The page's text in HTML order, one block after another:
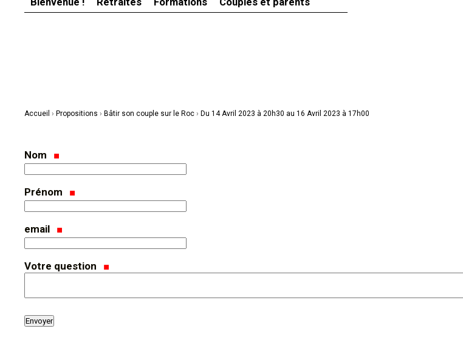
Accueil › Propositions › Bâtir son couple sur le Roc › Du 14 Avril 2023 à 20h30 au 16 Avril 2023 à 17h00
Nom
Prénom
email
Votre question